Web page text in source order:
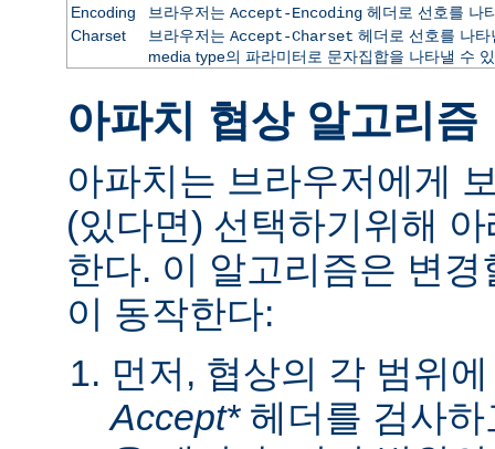
Encoding
브라우저는 Accept-Encoding헤더로 선호를 나
Charset
브라우저는 Accept-Charset 헤더로 선호를 나
media type의 파라미터로 문자집합을 나타낼 수
아파치 협상 알고리즘
아파치는 브라우저에게
(있다면) 선택하기위해
한다. 이 알고리즘은 변
이 동작한다:
먼저, 협상의 각 범위
Accept*헤더를 검사하